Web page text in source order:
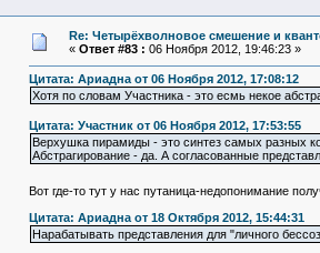
Re: Четырёхволновое смешение и
« Ответ #83 : 06 Ноября 2012, 19:46:23 »
Цитата: Ариадна от 06 Ноября 2012, 17:08:12
Хотя по словам Участника - это есмь некое
Цитата: Участник от 06 Ноября 2012, 17:53:55
Верхушка пирамиды - это синтез самых разных
Абстрагирование - да. А согласованные
Вот где-то тут у нас путаница-недопонимание
Цитата: Ариадна от 18 Октября 2012, 15:44:31
Нарабатывать представления для "личного